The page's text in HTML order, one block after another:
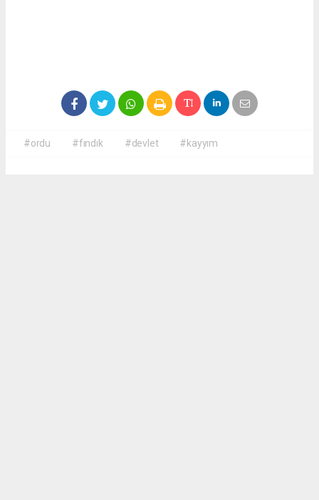
#ordu #fındık #devlet #kayyım